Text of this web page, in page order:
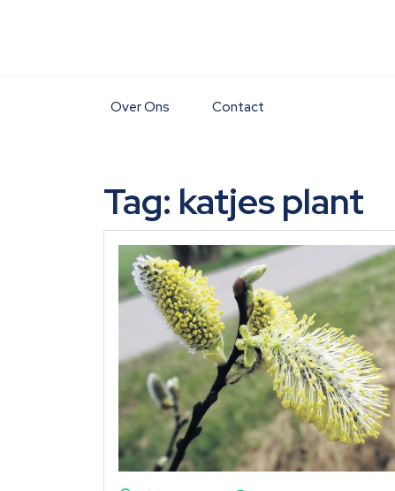
Over Ons Contact
Tag: katjes plant